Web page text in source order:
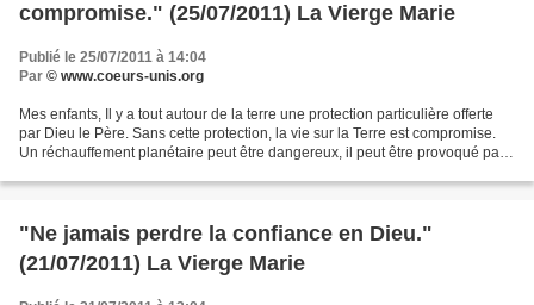
compromise." (25/07/2011) La Vierge Marie
Publié le 25/07/2011 à 14:04
Par © www.coeurs-unis.org
Mes enfants, Il y a tout autour de la terre une protection particulière offerte
par Dieu le Père. Sans cette protection, la vie sur la Terre est compromise.
Un réchauffement planétaire peut être dangereux, il peut être provoqué par
"Ne jamais perdre la confiance en Dieu."
(21/07/2011) La Vierge Marie